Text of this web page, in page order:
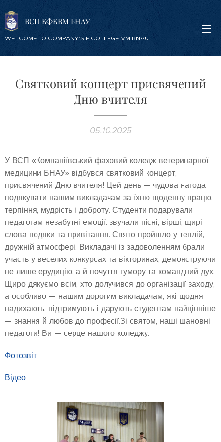
ВСП КФКВМ БНАУ
WELCOME TO COMPANY'S P.COLLEGE VM BNAU
Святковий концерт присвячений
Дню вчителя
05.10.2025
У ВСП «Компаніївський фаховий коледж ветеринарної
медицини БНАУ» відбувся святковий концерт,
присвячений Дню вчителя! Цей день — чудова нагода
подякувати нашим викладачам за їхню щоденну працю,
терпіння, мудрість і доброту. Студенти подарували
педагогам незабутні емоції: звучали пісні, вірші, щирі
слова подяки та привітання. Свято пройшло у теплій,
дружній атмосфері. Викладачі із задоволенням брали
участь у веселих конкурсах та вікторинах, демонструючи
не лише ерудицію, а й почуття гумору та командний дух.
Щиро дякуємо всім, хто долучився до організації заходу,
а особливо — нашим дорогим викладачам, які щодня
надихають, підтримують і дарують студентам найцінніше
— знання й любов до професії.Зі святом, наші шановні
педагоги! Ви — серце нашого коледжу.
Фотозвіт
Відео